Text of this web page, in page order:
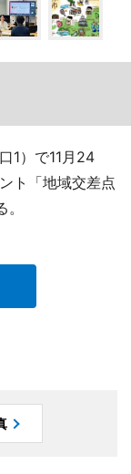
1）で11月24
ト「地域交差点